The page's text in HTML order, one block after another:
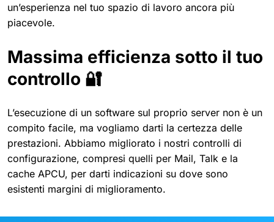
un’esperienza nel tuo spazio di lavoro ancora più
piacevole.
Massima efficienza sotto il tuo
controllo 🔐
L’esecuzione di un software sul proprio server non è un
compito facile, ma vogliamo darti la certezza delle
prestazioni. Abbiamo migliorato i nostri controlli di
configurazione, compresi quelli per Mail, Talk e la
cache APCU, per darti indicazioni su dove sono
esistenti margini di miglioramento.